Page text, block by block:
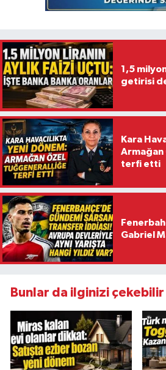
1,5
getirisi
Kara
Armağan
terfi etti
Gabriel
Bunlar da ilginizi çekebilir